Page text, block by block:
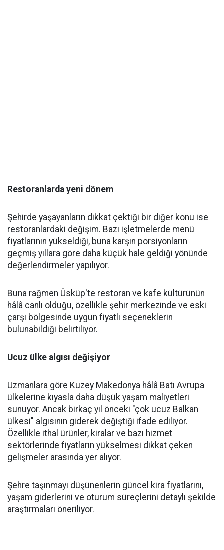
Restoranlarda yeni dönem
Şehirde yaşayanların dikkat çektiği bir diğer konu ise
restoranlardaki değişim. Bazı işletmelerde menü
fiyatlarının yükseldiği, buna karşın porsiyonların
geçmiş yıllara göre daha küçük hale geldiği yönünde
değerlendirmeler yapılıyor.
Buna rağmen Üsküp'te restoran ve kafe kültürünün
hâlâ canlı olduğu, özellikle şehir merkezinde ve eski
çarşı bölgesinde uygun fiyatlı seçeneklerin
bulunabildiği belirtiliyor.
Ucuz ülke algısı değişiyor
Uzmanlara göre Kuzey Makedonya hâlâ Batı Avrupa
ülkelerine kıyasla daha düşük yaşam maliyetleri
sunuyor. Ancak birkaç yıl önceki "çok ucuz Balkan
ülkesi" algısının giderek değiştiği ifade ediliyor.
Özellikle ithal ürünler, kiralar ve bazı hizmet
sektörlerinde fiyatların yükselmesi dikkat çeken
gelişmeler arasında yer alıyor.
Şehre taşınmayı düşünenlerin güncel kira fiyatlarını,
yaşam giderlerini ve oturum süreçlerini detaylı şekilde
araştırmaları öneriliyor.